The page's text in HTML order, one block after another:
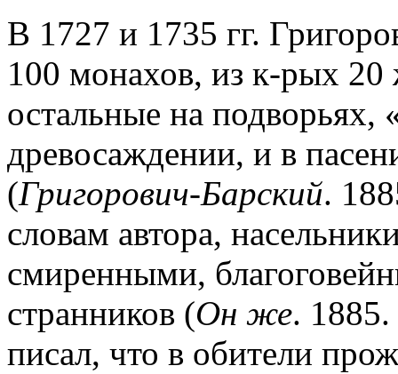
В 1727 и 1735 гг.
100 монахов, из к-рых
остальные на подворьях,
древосаждении, и в
(Григорович-Барский.
словам автора,
смиренными,
странников (Он же.
писал, что в обители